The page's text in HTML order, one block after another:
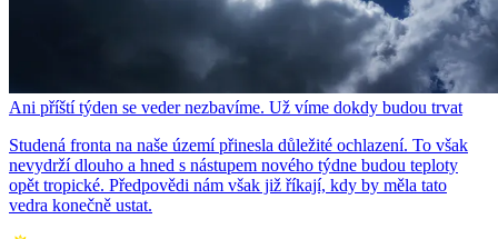
Ani příští týden se veder nezbavíme. Už víme dokdy budou trvat
Studená fronta na naše území přinesla důležité ochlazení. To však
nevydrží dlouho a hned s nástupem nového týdne budou teploty
opět tropické. Předpovědi nám však již říkají, kdy by měla tato
vedra konečně ustat.